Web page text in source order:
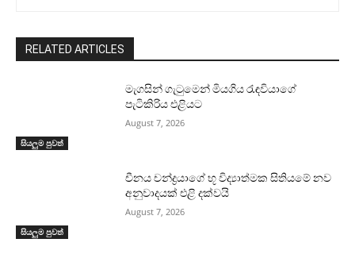
RELATED ARTICLES
සියලුම පුවත්
මැගසින් ගැටුමෙන් මියගිය රැඳවියාගේ
පැටිකිරිය එළියට
August 7, 2026
සියලුම පුවත්
චීනය චන්ද්‍රයාගේ භූ විද්‍යාත්මක සිතියමේ නව
අනුවාදයක් එළි දක්වයි
August 7, 2026